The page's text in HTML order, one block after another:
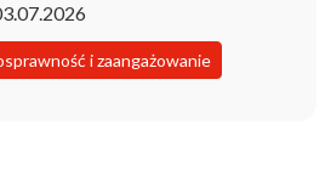
i zaangażowanie